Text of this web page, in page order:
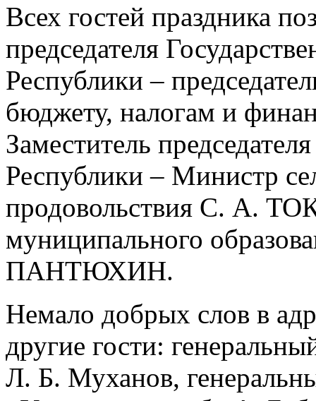
Всех гостей праздника
председателя
Республики –
бюджету, налогам и
Заместитель
Республики – Министр
продовольствия С. А.
муниципального
ПАНТЮХИН.
Немало добрых слов в
другие гости:
Л. Б. Муханов,